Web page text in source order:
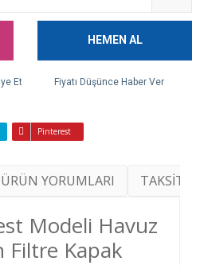
HEMEN AL
Et
Fiyatı Düşünce Haber Ver
Pinterest
ÜRÜN YORUMLARI TAKSİT
Modeli Havuz
Filtre Kapak